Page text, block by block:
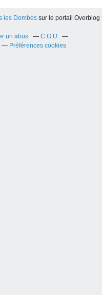
les Dombes sur le portail Overblog
un abus
C.G.U.
Préférences cookies